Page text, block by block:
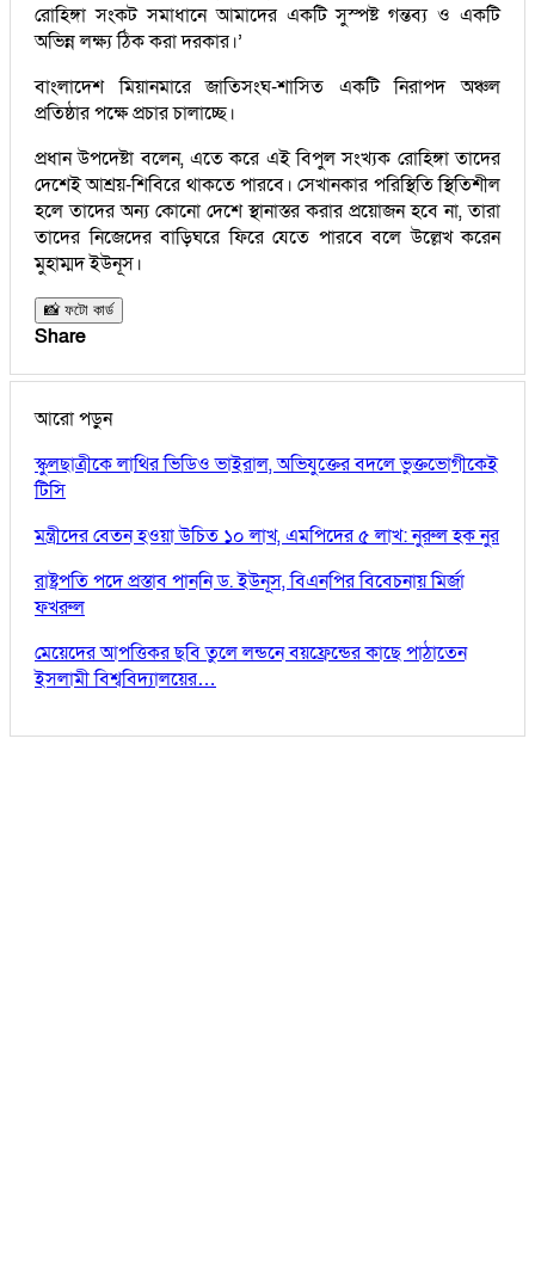
রোহিঙ্গা সংকট সমাধানে আমাদের একটি সুস্পষ্ট গন্তব্য ও একটি
অভিন্ন লক্ষ্য ঠিক করা দরকার।’
বাংলাদেশ মিয়ানমারে জাতিসংঘ-শাসিত একটি নিরাপদ অঞ্চল
প্রতিষ্ঠার পক্ষে প্রচার চালাচ্ছে।
প্রধান উপদেষ্টা বলেন, এতে করে এই বিপুল সংখ্যক রোহিঙ্গা তাদের
দেশেই আশ্রয়-শিবিরে থাকতে পারবে। সেখানকার পরিস্থিতি স্থিতিশীল
হলে তাদের অন্য কোনো দেশে স্থানাস্তর করার প্রয়োজন হবে না, তারা
তাদের নিজেদের বাড়িঘরে ফিরে যেতে পারবে বলে উল্লেখ করেন
মুহাম্মদ ইউনূস।
📸 ফটো কার্ড
Share
আরো পড়ুন
স্কুলছাত্রীকে লাথির ভিডিও ভাইরাল, অভিযুক্তের বদলে ভুক্তভোগীকেই
টিসি
মন্ত্রীদের বেতন হওয়া উচিত ১০ লাখ, এমপিদের ৫ লাখ: নুরুল হক নুর
রাষ্ট্রপতি পদে প্রস্তাব পাননি ড. ইউনূস, বিএনপির বিবেচনায় মির্জা
ফখরুল
মেয়েদের আপত্তিকর ছবি তুলে লন্ডনে বয়ফ্রেন্ডের কাছে পাঠাতেন
ইসলামী বিশ্ববিদ্যালয়ের…